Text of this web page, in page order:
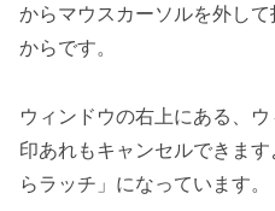
からマウスカーソルを外し
からです。
ウィンドウの右上にある、
印あれもキャンセルできま
らラッチ」になっています。